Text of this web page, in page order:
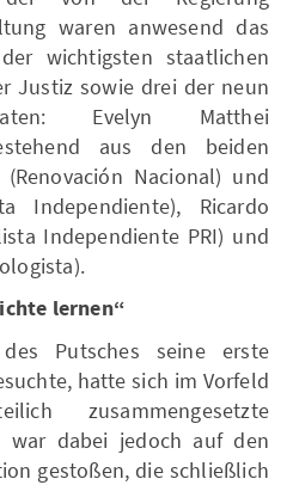
waren anwesend das
wichtigsten staatlichen
Justiz sowie drei der neun
Evelyn Matthei
aus den beiden
(Renovación Nacional) und
Independiente), Ricardo
Independiente PRI) und
lernen“
Putsches seine erste
hatte sich im Vorfeld
zusammengesetzte
war dabei jedoch auf den
gestoßen, die schließlich